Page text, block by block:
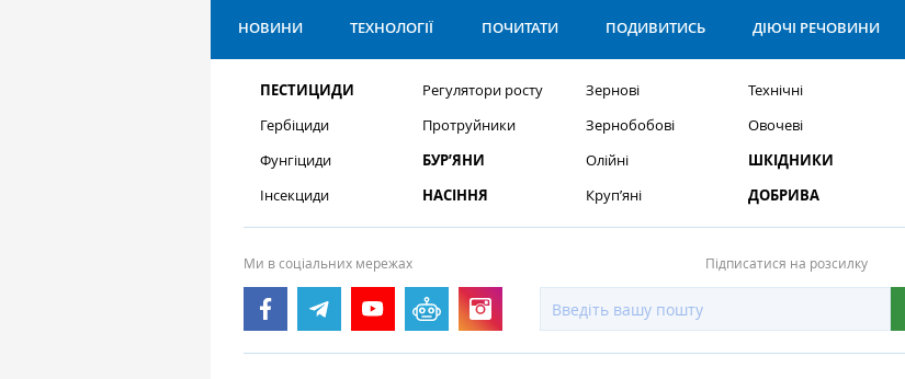
НОВИНИ ТЕХНОЛОГІЇ ПОЧИТАТИ ПОДИВИТИСЬ ДІЮЧІ РЕЧОВИНИ
ПЕСТИЦИДИ
Гербіциди
Фунгіциди
Інсекциди
Регулятори росту
Протруйники
БУР’ЯНИ
НАСІННЯ
Зернові
Зернобобові
Олійні
Круп’яні
Технічні
Овочеві
ШКІДНИКИ
ДОБРИВА
Ми в соціальних мережах Підписатися на розсилку